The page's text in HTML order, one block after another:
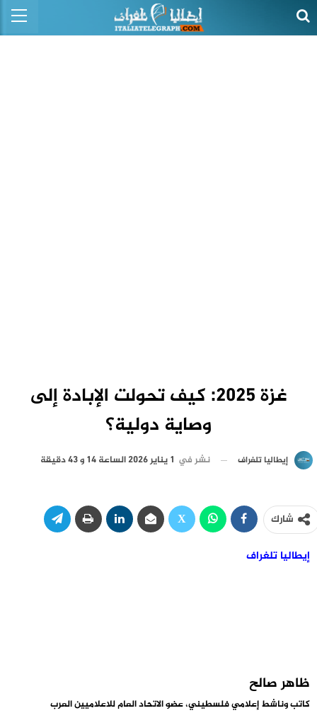
غزة 2025: كيف تحولت الإبادة إلى
وصاية دولية؟
إيطاليا تلغراف نشر في 1 يناير 2026 الساعة 14 و 43 دقيقة
شارك
إيطاليا تلغراف
ظاهر صالح
كاتب وناشط إعلامي فلسطيني، عضو الاتحاد العام للاعلاميين العرب